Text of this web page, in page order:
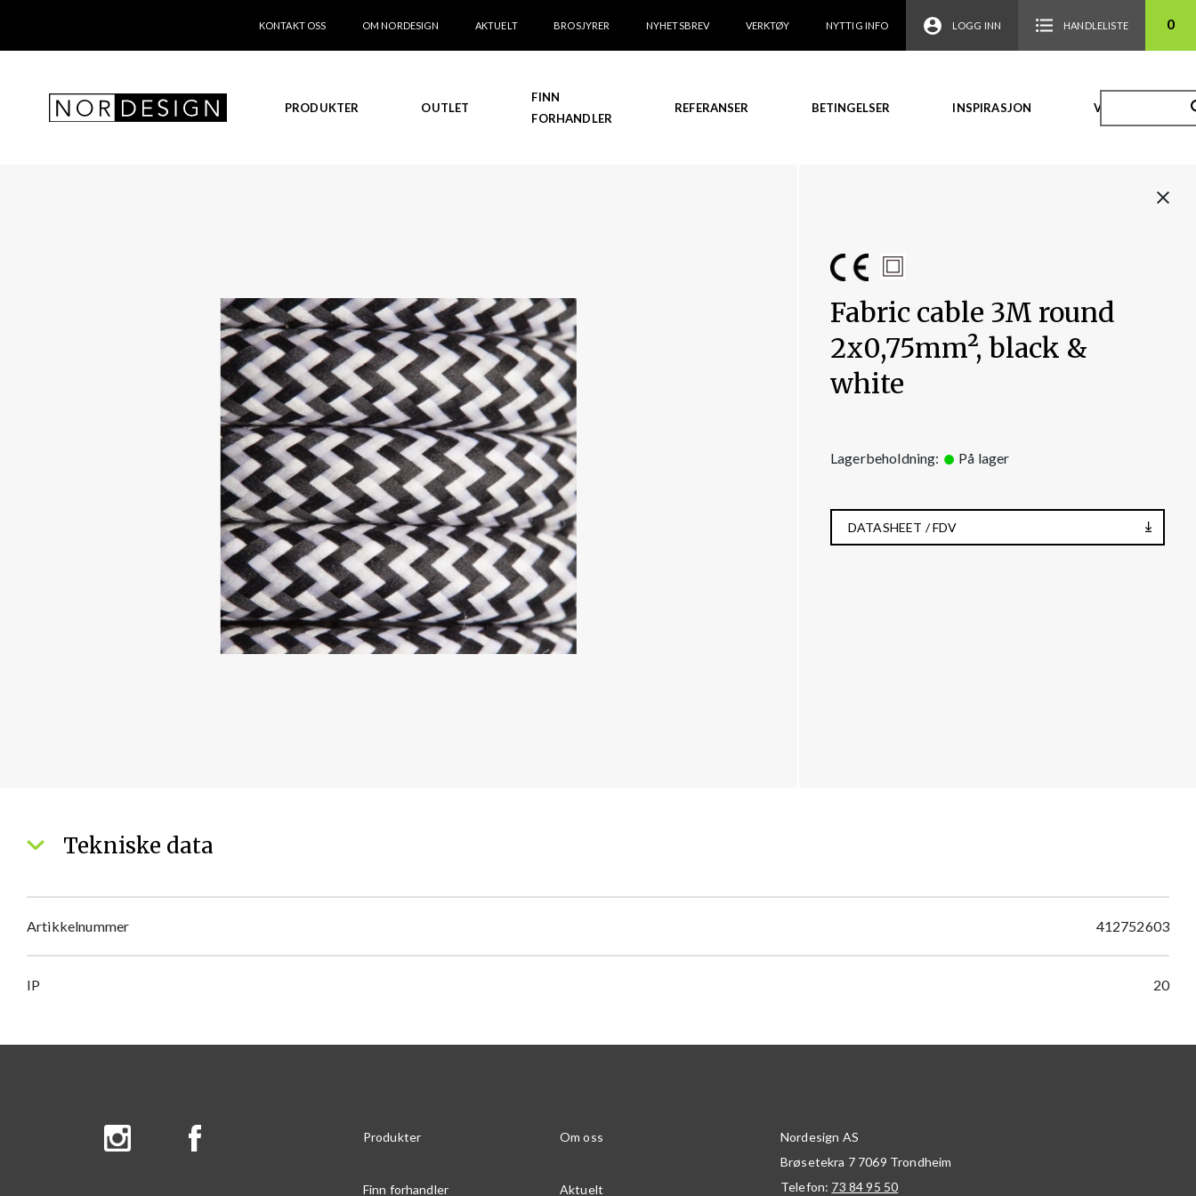
KONTAKT OSS OM NORDESIGN AKTUELT BROSJYRER NYHETSBREV VERKTØY NYTTIG INFO LOGG INN HANDLELISTE 0
PRODUKTER OUTLET
FINN
FORHANDLER
REFERANSER BETINGELSER INSPIRASJON VIDEO
Fabric cable 3M round
2x0,75mm², black &
white
Lagerbeholdning: På lager
DATASHEET / FDV
Tekniske data
Artikkelnummer 412752603
IP 20
Produkter Om oss
Finn forhandler Aktuelt
Nordesign AS
Brøsetekra 7 7069 Trondheim
Telefon: 73 84 95 50